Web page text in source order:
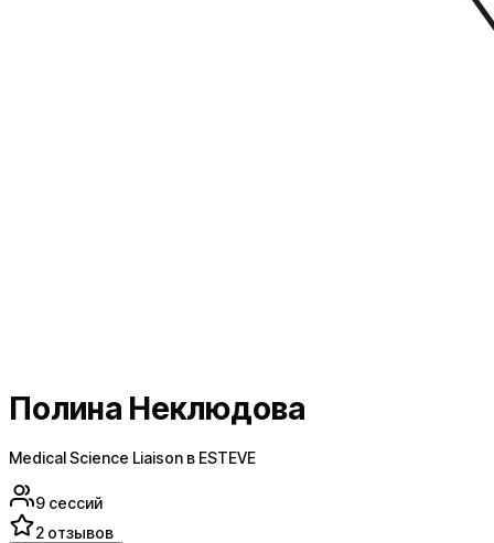
Полина Неклюдова
Medical Science Liaison в ESTEVE
9 сессий
2 отзывов